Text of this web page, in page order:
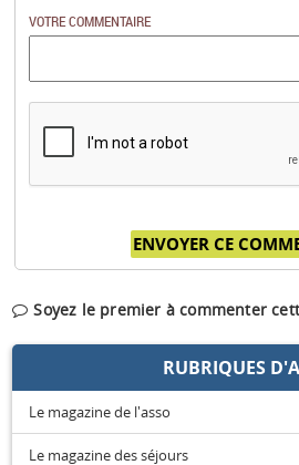
VOTRE COMMENTAIRE
Soyez le premier à commenter
RUBRIQUES
Le magazine de l'asso
Le magazine des séjours